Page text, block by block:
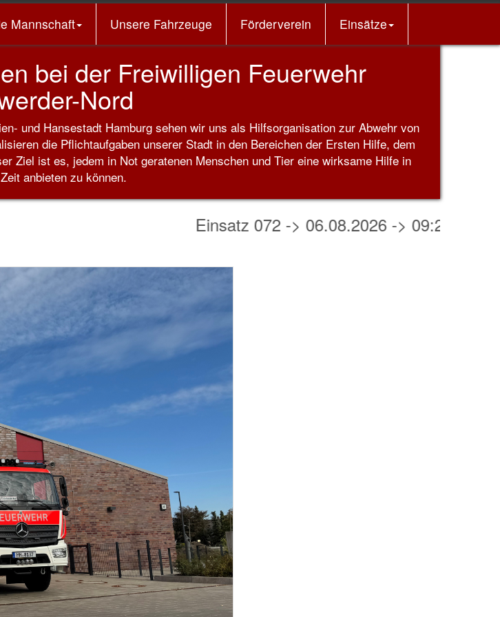
Mannschaft Unsere Fahrzeuge Förderverein Einsätze
der Freiwilligen Feuerwehr
Nord
und Hansestadt Hamburg sehen wir uns als Hilfsorganisation zur Abwehr von
die Pflichtaufgaben unserer Stadt in den Bereichen der Ersten Hilfe, dem
Ziel ist es, jedem in Not geratenen Menschen und Tier eine wirksame Hilfe in
anbieten zu können.
Einsatz 072 -> 06.08.2026 -> 09:23 Uhr -